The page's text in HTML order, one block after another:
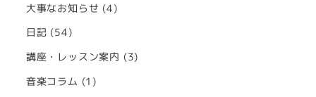
大事なお知らせ (4)
日記 (54)
講座・レッスン案内 (3)
音楽コラム (1)